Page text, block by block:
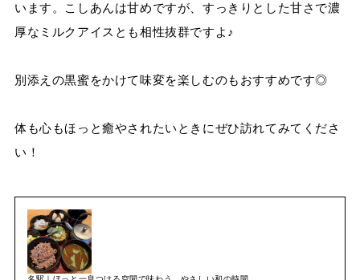
います。こしあんは甘めですが、すっきりとした甘さで濃
厚なミルクアイスとも相性抜群ですよ♪
別添えの黒蜜をかけて味変を楽しむのもおすすめです◎
体も心もほっと癒やされたいときにぜひ訪れてみてくださ
い！